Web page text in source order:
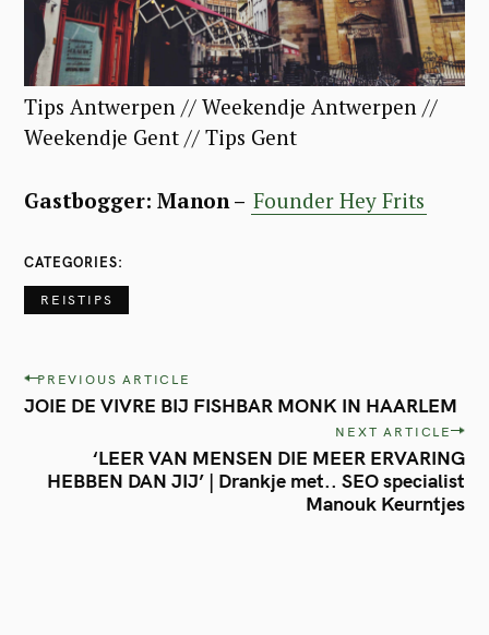
Tips Antwerpen // Weekendje Antwerpen //
Weekendje Gent // Tips Gent
Gastbogger: Manon – Founder Hey Frits
CATEGORIES
REISTIPS
P
o
PREVIOUS ARTICLE
JOIE DE VIVRE BIJ FISHBAR MONK IN HAARLEM
NEXT ARTICLE
‘LEER VAN MENSEN DIE MEER ERVARING
HEBBEN DAN JIJ’ | Drankje met.. SEO specialist
Manouk Keurntjes